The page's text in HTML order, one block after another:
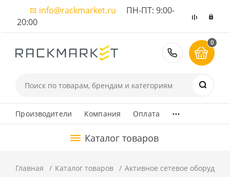
info@rackmarket.ru ПН-ПТ: 9:00-
20:00
8 (495)
0
Производители Компания Оплата ...
Каталог товаров
Главная Каталог товаров Активное сетевое